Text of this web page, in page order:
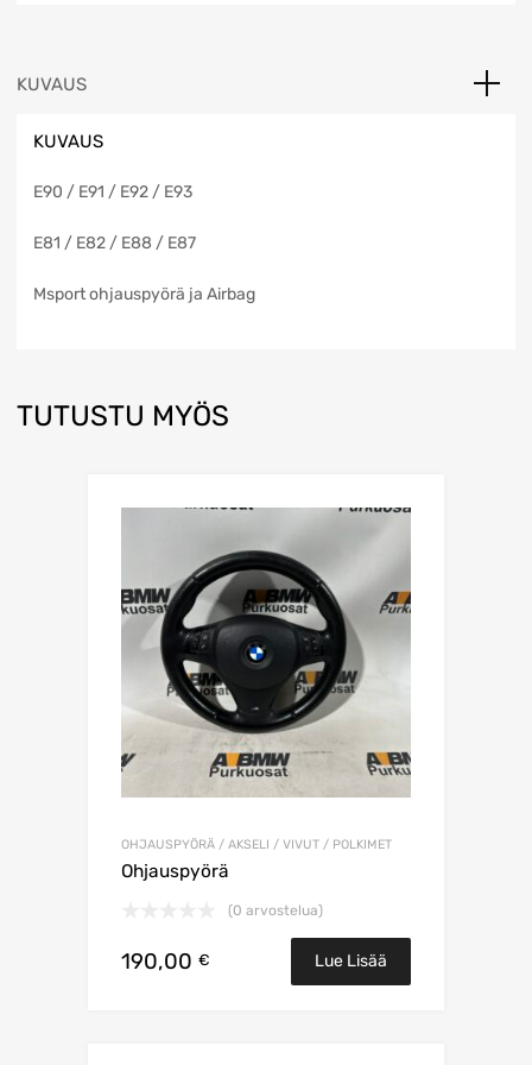
KUVAUS
KUVAUS
E90 / E91 / E92 / E93
E81 / E82 / E88 / E87
Msport ohjauspyörä ja Airbag
TUTUSTU MYÖS
OHJAUSPYÖRÄ / AKSELI / VIVUT / POLKIMET
Ohjauspyörä
(0 arvostelua)
190,00 € Lue Lisää